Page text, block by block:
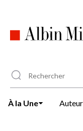
principal
À la Une